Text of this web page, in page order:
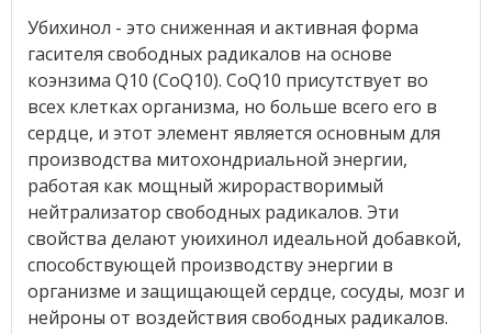
Убихинол - это сниженная и активная форма
гасителя свободных радикалов на основе
коэнзима Q10 (CoQ10). CoQ10 присутствует во
всех клетках организма, но больше всего его в
сердце, и этот элемент является основным для
производства митохондриальной энергии,
работая как мощный жирорастворимый
нейтрализатор свободных радикалов. Эти
свойства делают уюихинол идеальной добавкой,
способствующей производству энергии в
организме и защищающей сердце, сосуды, мозг и
нейроны от воздействия свободных радикалов.